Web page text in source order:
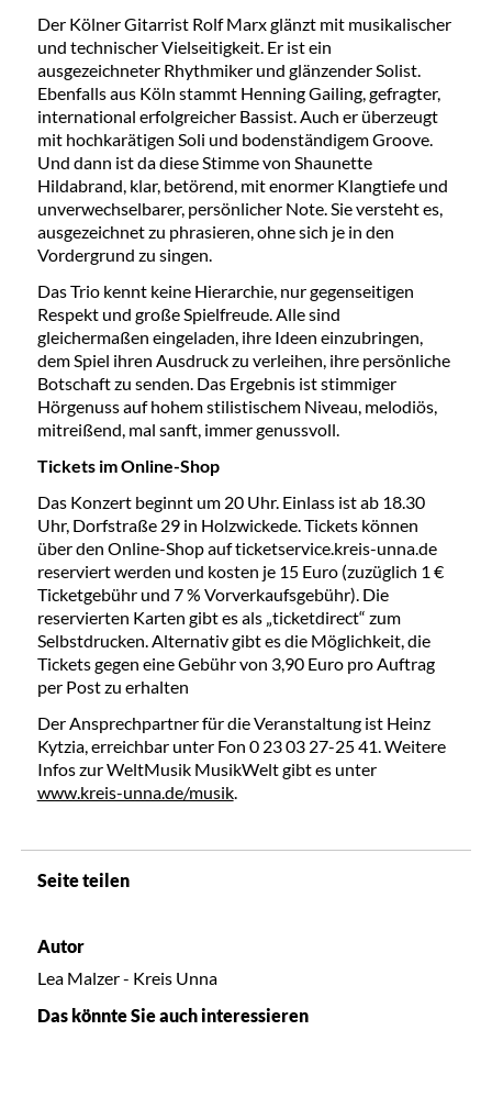
Der Kölner Gitarrist Rolf Marx glänzt mit musikalischer
und technischer Vielseitigkeit. Er ist ein
ausgezeichneter Rhythmiker und glänzender Solist.
Ebenfalls aus Köln stammt Henning Gailing, gefragter,
international erfolgreicher Bassist. Auch er überzeugt
mit hochkarätigen Soli und bodenständigem Groove.
Und dann ist da diese Stimme von Shaunette
Hildabrand, klar, betörend, mit enormer Klangtiefe und
unverwechselbarer, persönlicher Note. Sie versteht es,
ausgezeichnet zu phrasieren, ohne sich je in den
Vordergrund zu singen.
Das Trio kennt keine Hierarchie, nur gegenseitigen
Respekt und große Spielfreude. Alle sind
gleichermaßen eingeladen, ihre Ideen einzubringen,
dem Spiel ihren Ausdruck zu verleihen, ihre persönliche
Botschaft zu senden. Das Ergebnis ist stimmiger
Hörgenuss auf hohem stilistischem Niveau, melodiös,
mitreißend, mal sanft, immer genussvoll.
Tickets im Online-Shop
Das Konzert beginnt um 20 Uhr. Einlass ist ab 18.30
Uhr, Dorfstraße 29 in Holzwickede. Tickets können
über den Online-Shop auf ticketservice.kreis-unna.de
reserviert werden und kosten je 15 Euro (zuzüglich 1 €
Ticketgebühr und 7 % Vorverkaufsgebühr). Die
reservierten Karten gibt es als „ticketdirect“ zum
Selbstdrucken. Alternativ gibt es die Möglichkeit, die
Tickets gegen eine Gebühr von 3,90 Euro pro Auftrag
per Post zu erhalten
Der Ansprechpartner für die Veranstaltung ist Heinz
Kytzia, erreichbar unter Fon 0 23 03 27-25 41. Weitere
Infos zur WeltMusik MusikWelt gibt es unter
www.kreis-unna.de/musik.
Seite teilen
Autor
Lea Malzer - Kreis Unna
Das könnte Sie auch interessieren